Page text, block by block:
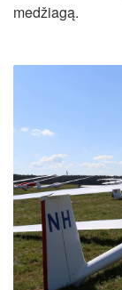
medžiagą.